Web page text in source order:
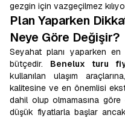
gezgin için vazgeçilmez
Plan Yaparken
Neye Göre Değişir?
Seyahat planı yaparken
bütçedir. Benelux turu
kullanılan ulaşım
kalitesine ve en önemlisi
dahil olup olmamasına
düşük fiyatlarla başlar